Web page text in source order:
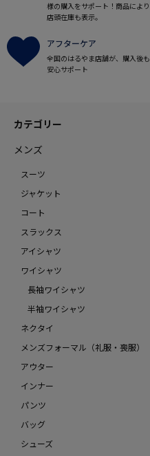
様の購入をサポート！商品により
店頭在庫も表示。
アフターケア
全国のはるやま店舗が、購入後も
安心サポート
カテゴリー
メンズ
スーツ
ジャケット
コート
スラックス
アイシャツ
ワイシャツ
長袖ワイシャツ
半袖ワイシャツ
ネクタイ
メンズフォーマル（礼服・喪服）
アウター
インナー
パンツ
バッグ
シューズ